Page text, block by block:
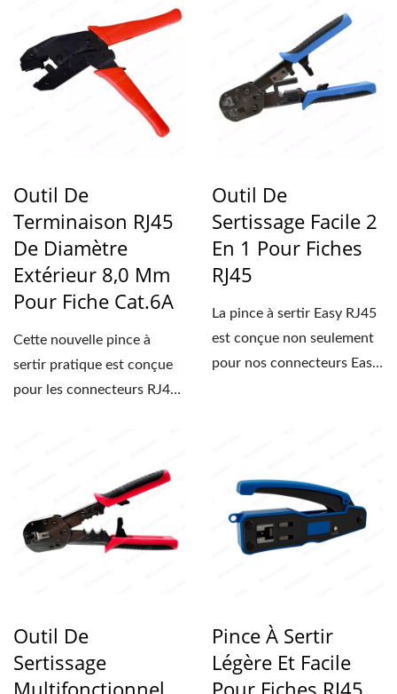
Outil De
Terminaison RJ45
De Diamètre
Extérieur 8,0 Mm
Pour Fiche Cat.6A
Cette nouvelle pince à
sertir pratique est conçue
pour les connecteurs RJ45
Outil De
Sertissage Facile 2
En 1 Pour Fiches
RJ45
La pince à sertir Easy RJ45
est conçue non seulement
pour nos connecteurs Easy
Outil De
Sertissage
Multifonctionnel
Pince À Sertir
Légère Et Facile
Pour Fiches RJ45